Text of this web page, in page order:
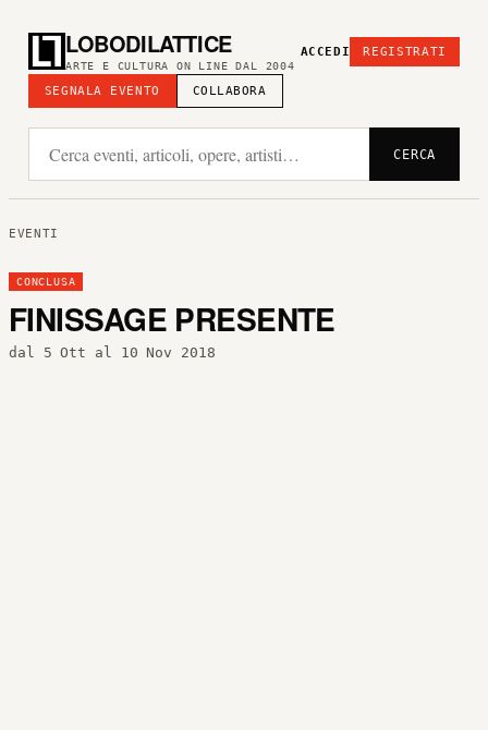
LOBODILATTICE
ARTE E CULTURA ON LINE DAL 2004
SEGNALA EVENTO COLLABORA
ACCEDI REGISTRATI
CERCA
EVENTI
CONCLUSA
FINISSAGE PRESENTE
dal 5 Ott al 10 Nov 2018